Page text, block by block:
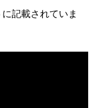
記載されていま